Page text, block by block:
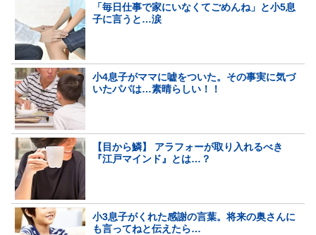
「毎日仕事で家にいなくてごめんね」と小5息
子に言うと…涙
小4息子がママに嘘をついた。その事実に気づ
いたパパは…素晴らしい！！
【目から鱗】 アラフォーが取り入れるべき
『江戸マインド』とは…？
小3息子がくれた感謝の言葉。将来の奥さんに
も言ってねと伝えたら…